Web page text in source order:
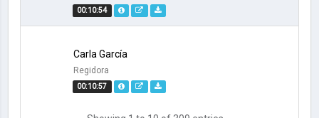
00:10:54
00:10:57
Carla García
Regidora